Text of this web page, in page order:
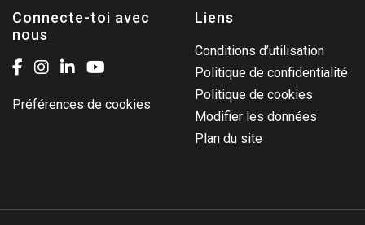
Connecte-toi avec
nous
Préférences de cookies
Liens
Conditions d’utilisation
Politique de confidentialité
Politique de cookies
Modifier les données
Plan du site